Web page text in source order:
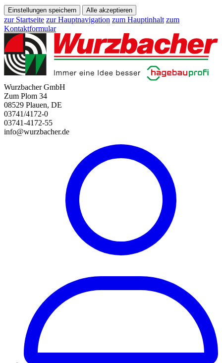
Einstellungen speichern Alle akzeptieren
zur Startseite zur Hauptnavigation zum Hauptinhalt zum
Kontaktformular
Wurzbacher GmbH
Zum Plom 34
08529 Plauen, DE
03741/4172-0
03741-4172-55
info@wurzbacher.de